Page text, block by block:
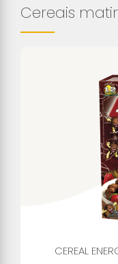
Cereais
CEREAL